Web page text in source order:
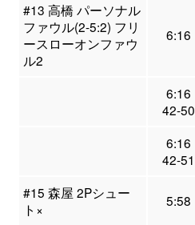
#13 高橋 パーソナル
ファウル(2-5:2) フリ
ースローオンファウ
ル2
6:16
6:16
42-50
6:16
42-51
#15 森屋 2Pシュー
ト×
5:58